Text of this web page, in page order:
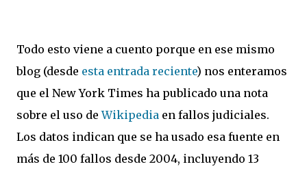
Todo esto viene a cuento porque en ese mismo
blog (desde esta entrada reciente) nos enteramos
que el New York Times ha publicado una nota
sobre el uso deWikipedia en fallos judiciales.
Los datos indican que se ha usado esa fuente en
más de 100 fallos desde 2004, incluyendo 13